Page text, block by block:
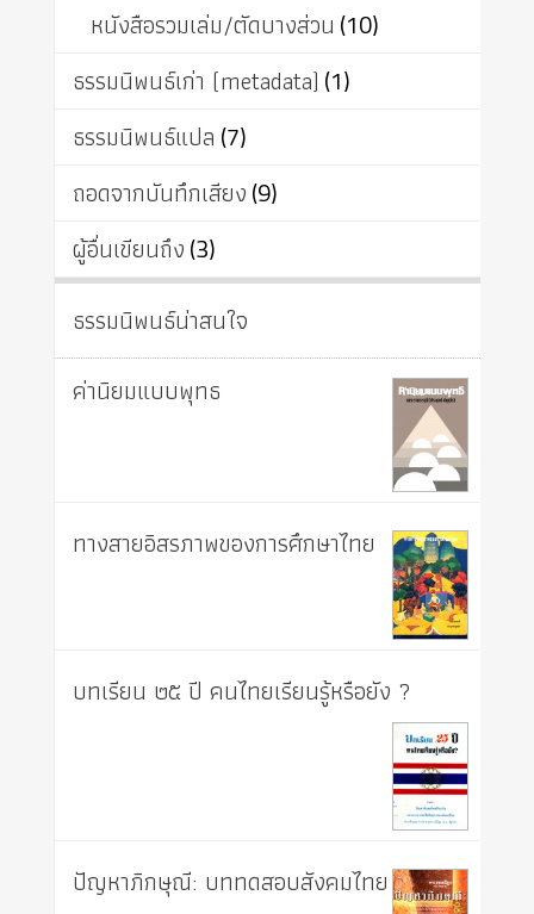
หนังสือรวมเล่ม/ตัดบางส่วน (10)
ธรรมนิพนธ์เก่า (metadata) (1)
ธรรมนิพนธ์แปล (7)
ถอดจากบันทึกเสียง(9)
ผู้อื่นเขียนถึง(3)
ธรรมนิพนธ์น่าสนใจ
ค่านิยมแบบพุทธ
ทางสายอิสรภาพของการศึกษาไทย
บทเรียน ๒๕ ปี คนไทยเรียนรู้หรือยัง ?
ปัญหาภิกษุณี: บททดสอบสังคมไทย